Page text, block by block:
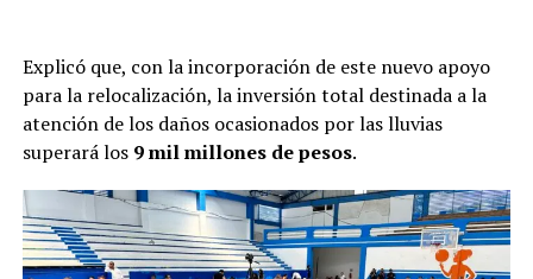
Explicó que, con la incorporación de este nuevo apoyo
para la relocalización, la inversión total destinada a la
atención de los daños ocasionados por las lluvias
superará los 9 mil millones de pesos.